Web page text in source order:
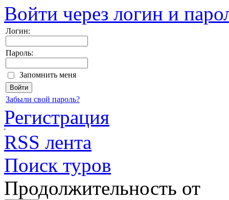
Войти через логин и
Логин:
Пароль:
Запомнить меня
Забыли свой пароль?
Регистрация
RSS лента
Поиск туров
Продолжительность от